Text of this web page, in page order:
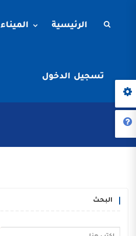
الرئيسية الميناء
تسجيل الدخول
البحث